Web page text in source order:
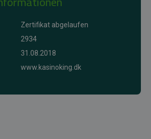
Zertifikat abgelaufen
2934
31.08.2018
www.kasinoking.dk